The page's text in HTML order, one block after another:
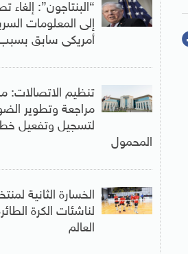
“البنتاجون”:
إلى المعلومات
أمريكى سابق
تنظيم الاتصالات:
مراجعة وتطوير
لتسجيل وتفعيل
المحمول
الخسارة الثانية
لناشئات الكرة
العالم